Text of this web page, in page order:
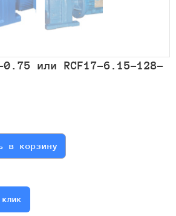
0.75 или RCF17-6.15-128-
в корзину